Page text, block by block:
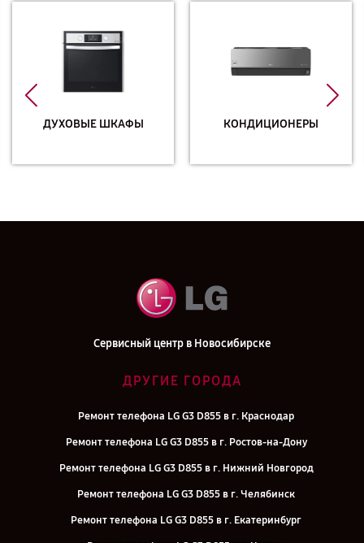
ДУХОВЫЕ ШКАФЫ КОНДИЦИОНЕРЫ
Сервисный центр в Новосибирске
ДРУГИЕ ГОРОДА
Ремонт телефона LG G3 D855 в г. Краснодар
Ремонт телефона LG G3 D855 в г. Ростов-на-Дону
Ремонт телефона LG G3 D855 в г. Нижний Новгород
Ремонт телефона LG G3 D855 в г. Челябинск
Ремонт телефона LG G3 D855 в г. Екатеринбург